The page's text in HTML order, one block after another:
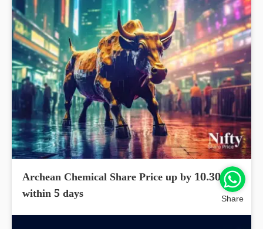
Archean Chemical Share Price up by 10.30%
within 5 days
Share